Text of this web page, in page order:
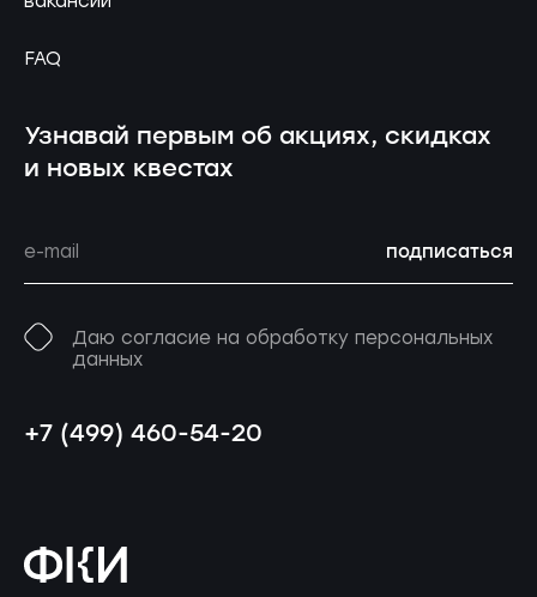
FAQ
Узнавай первым об акциях, скидках
и новых квестах
подписаться
Даю согласие на обработку персональных
данных
+7 (499) 460-54-20